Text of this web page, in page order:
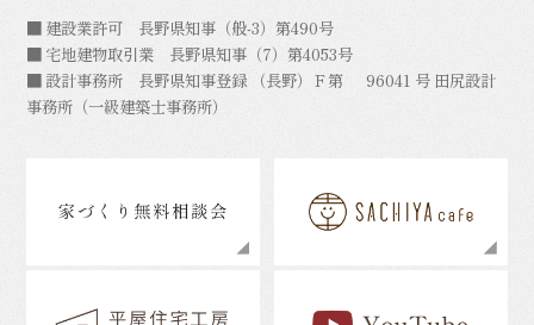
■ 建設業許可 長野県知事（般-3）第490号
■ 宅地建物取引業 長野県知事（7）第4053号
■ 設計事務所 長野県知事登録 （長野）Ｆ第 96041 号 田尻設計
事務所（一級建築士事務所）